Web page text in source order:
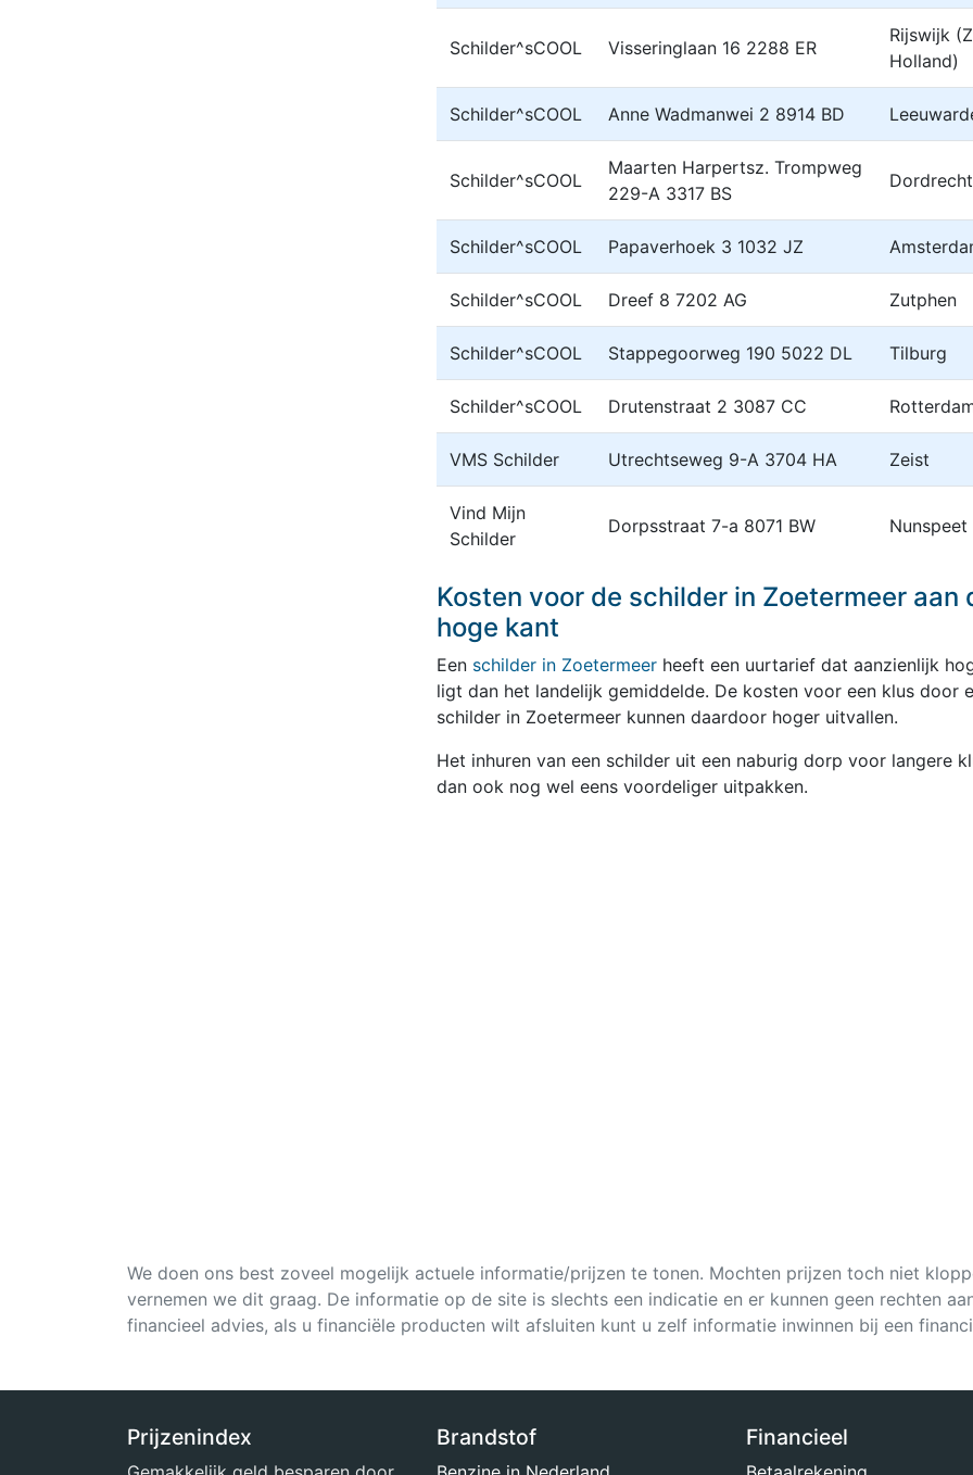
Schilder^sCOOL Visseringlaan 16 2288 ER
Rijswijk
Holland)
Schilder^sCOOL Anne Wadmanwei 2 8914 BD
Schilder^sCOOL
Maarten Harpertsz. Trompweg
229-A 3317 BS
Dordrecht
Schilder^sCOOL Papaverhoek 3 1032 JZ
Schilder^sCOOL Dreef 8 7202 AG Zutphen
Schilder^sCOOL Stappegoorweg 190 5022 DL Tilburg
Schilder^sCOOL Drutenstraat 2 3087 CC
VMS Schilder Utrechtseweg 9-A 3704 HA Zeist
Vind Mijn
Schilder
Dorpsstraat 7-a 8071 BW Nunspeet
Kosten voor de schilder in Zoetermeer aan
hoge kant
Een schilder in Zoetermeer heeft een uurtarief dat aanzienlijk
ligt dan het landelijk gemiddelde. De kosten voor een klus door
schilder in Zoetermeer kunnen daardoor hoger uitvallen.
Het inhuren van een schilder uit een naburig dorp voor langere
dan ook nog wel eens voordeliger uitpakken.
We doen ons best zoveel mogelijk actuele informatie/prijzen te tonen. Mochten prijzen toch niet
vernemen we dit graag. De informatie op de site is slechts een indicatie en er kunnen geen rechten
financieel advies, als u financiële producten wilt afsluiten kunt u zelf informatie inwinnen bij een
Prijzenindex Brandstof Financieel